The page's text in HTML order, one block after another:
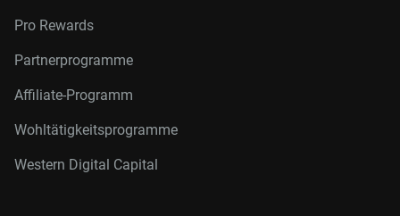
Pro Rewards
Partnerprogramme
Affiliate-Programm
Wohltätigkeitsprogramme
Western Digital Capital